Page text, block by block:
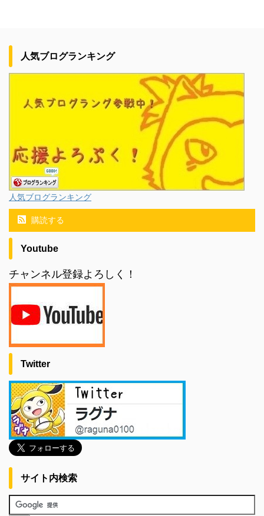
人気ブログランキング
人気ブログランキング
購読する
Youtube
チャンネル登録よろしく！
Twitter
サイト内検索